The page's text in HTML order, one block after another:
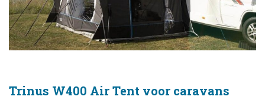
Trinus W400 Air Tent voor caravans